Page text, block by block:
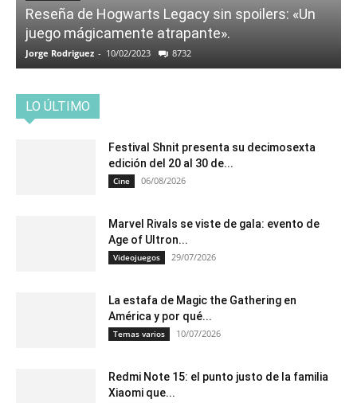
Reseña de Hogwarts Legacy sin spoilers: «Un
juego mágicamente atrapante».
Jorge Rodriguez - 10/02/2023 8732
LO ÚLTIMO
Festival Shnit presenta su decimosexta
edición del 20 al 30 de...
Cine 06/08/2026
Marvel Rivals se viste de gala: evento de
Age of Ultron...
Videojuegos 29/07/2026
La estafa de Magic the Gathering en
América y por qué...
Temas varios 10/07/2026
Redmi Note 15: el punto justo de la familia
Xiaomi que...